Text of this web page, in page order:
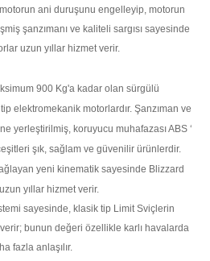
ani duruşunu engelleyip, motorun
şanzımanı ve kaliteli sargısı sayesinde
uzun yıllar hizmet verir.
900 Kg'a kadar olan sürgülü
elektromekanik motorlardır. Şanzıman ve
yerleştirilmiş, koruyucu muhafazası ABS ‘
şık, sağlam ve güvenilir ürünlerdir.
yeni kinematik sayesinde Blizzard
yıllar hizmet verir.
sayesinde, klasik tip Limit Sviçlerin
bunun değeri özellikle karlı havalarda
fazla anlaşılır.